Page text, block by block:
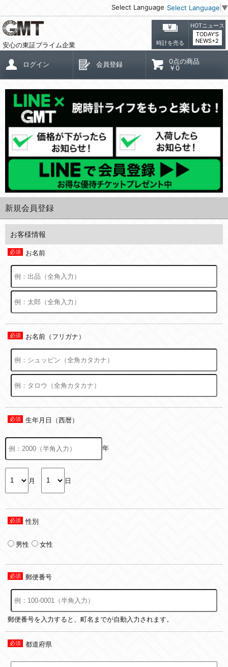
Select Language Select Language ▼
安心の東証プライム企業 時計を売る
HOTニュース
TODAY'S
NEWS+2
ログイン 会員登録
0点の商品
￥0
新規会員登録
お客様情報
お名前
お名前（フリガナ）
生年月日（西暦）
年
月 日
性別
男性 女性
郵便番号
郵便番号を入力すると、町名までが自動入力されます。
都道府県